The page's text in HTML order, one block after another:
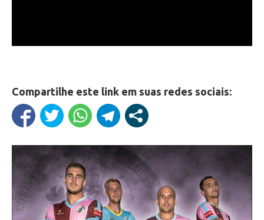
Compartilhe este link em suas redes sociais: